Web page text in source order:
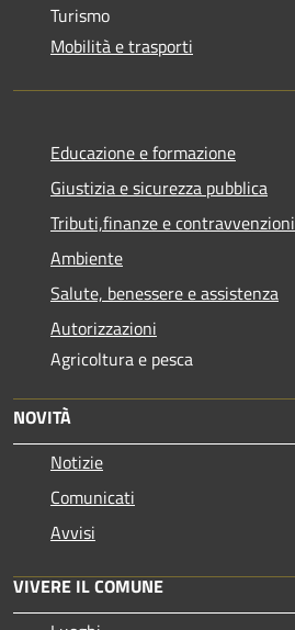
Turismo
Mobilità e trasporti
Educazione e formazione
Giustizia e sicurezza pubblica
Tributi,finanze e contravvenzioni
Ambiente
Salute, benessere e assistenza
Autorizzazioni
Agricoltura e pesca
NOVITÀ
Notizie
Comunicati
Avvisi
VIVERE IL COMUNE